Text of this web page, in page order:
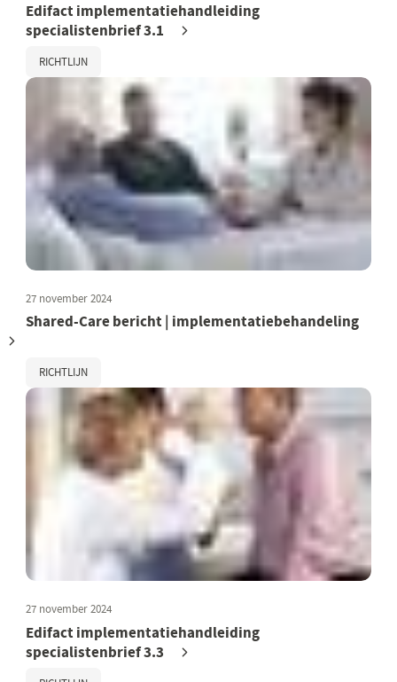
Edifact implementatiehandleiding
specialistenbrief 3.1
RICHTLIJN
27 november 2024
Shared-Care bericht | implementatiebehandeling
RICHTLIJN
27 november 2024
Edifact implementatiehandleiding
specialistenbrief 3.3